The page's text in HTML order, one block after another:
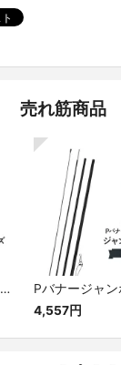
売れ筋商品
Pバナーレギュラーサイズ専用ポール
4,557円